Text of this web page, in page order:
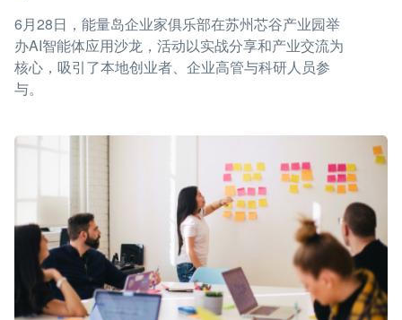
6月28日，能量岛企业家俱乐部在苏州芯谷产业园举
办AI智能体应用沙龙，活动以实战分享和产业交流为
核心，吸引了本地创业者、企业高管与科研人员参
与。